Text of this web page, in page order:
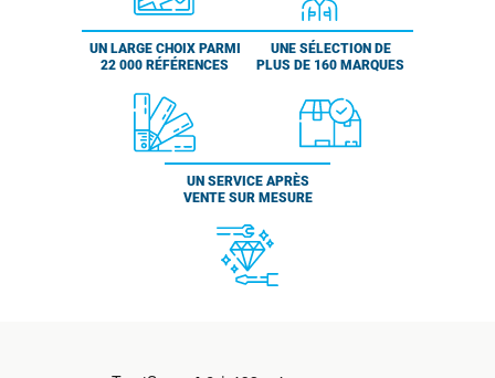
UN LARGE CHOIX PARMI
22 000 RÉFÉRENCES
UNE SÉLECTION DE
PLUS DE 160 MARQUES
UN SERVICE APRÈS
VENTE SUR MESURE